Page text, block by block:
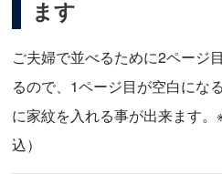
ます
ご夫婦で並べるために2ページ
るので、1ページ目が空白にな
に家紋を入れる事が出来ます
込）